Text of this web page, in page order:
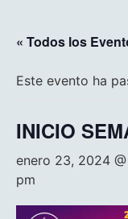
« Todos los
Este evento ha
INICIO
enero 23, 2024
pm